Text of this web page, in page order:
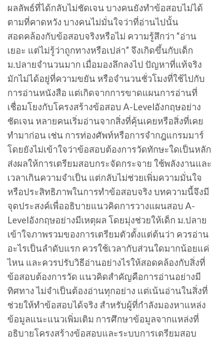
ผลลัพธ์ที่ได้กลับไม่ชัดเจน บางคนยังทำข้อสอบไม่ได้
ตามที่คาดหวัง บางคนไม่มั่นใจว่าที่อ่านไปนั้น
สอดคล้องกับข้อสอบจริงหรือไม่ ความรู้สึกว่า “อ่าน
เยอะ แต่ไม่รู้ว่าถูกทางหรือเปล่า” จึงเกิดขึ้นกับเด็ก
ม.ปลายจำนวนมาก เมื่อมองลึกลงไป ปัญหาที่แท้จริง
มักไม่ได้อยู่ที่ความขยัน หรือจำนวนชั่วโมงที่ใช้ไปกับ
การอ่านหนังสือ แต่เกิดจากการขาดแผนการอ่านที่
เชื่อมโยงกับโครงสร้างข้อสอบ A-Levelอังกฤษอย่าง
ชัดเจน หลายคนเริ่มอ่านจากสิ่งที่คุ้นเคยหรือสิ่งที่เคย
ทำมาก่อน เช่น การท่องศัพท์หรือการจำกฎแกรมมาร์
โดยยังไม่เข้าใจว่าข้อสอบต้องการวัดทักษะใดเป็นหลัก
ส่งผลให้การเตรียมสอบกระจัดกระจาย ใช้พลังงานและ
เวลาเกินความจำเป็น แต่กลับไม่ช่วยเพิ่มความมั่นใจ
หรือประสิทธิภาพในการทำข้อสอบจริง บทความนี้จึงมี
จุดประสงค์เพื่ออธิบายแนวคิดการวางแผนสอบ A-
Levelอังกฤษอย่างมีเหตุผล โดยมุ่งช่วยให้เด็ก ม.ปลาย
เข้าใจภาพรวมของการเตรียมตัวตั้งแต่ต้นว่า ควรอ่าน
อะไรเป็นลำดับแรก ควรใช้เวลากับส่วนใดมากน้อยแค่
ไหน และควรปรับวิธีอ่านอย่างไรให้สอดคล้องกับสิ่งที่
ข้อสอบต้องการวัด แนวคิดสำคัญคือการอ่านอย่างมี
ทิศทาง ไม่จำเป็นต้องอ่านทุกอย่าง แต่เน้นอ่านในสิ่งที่
ช่วยให้ทำข้อสอบได้จริง สำหรับผู้ที่กำลังมองหาแหล่ง
ข้อมูลแนะแนวเพิ่มเติม การศึกษาข้อมูลจากแหล่งที่
อธิบายโครงสร้างข้อสอบและระบบการเตรียมสอบ